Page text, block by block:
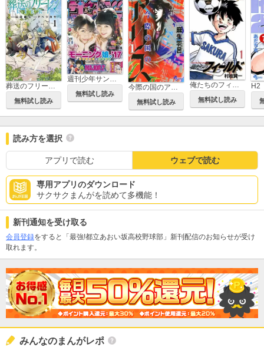
葬送のフリーレン
無料試し読み
無料試し読み
無料試し読み
俺たちのフィールド
無料試し読み
H2
読み方を選択
アプリで読む ウェブで読む
専用アプリのダウンロード
サクサクまんがを読めて多機能！
新刊通知を受け取る
会員登録をすると「最強!都立あおい坂高校野球部」新刊配信のお知らせが受け
取れます。
みんなのまんがレポ